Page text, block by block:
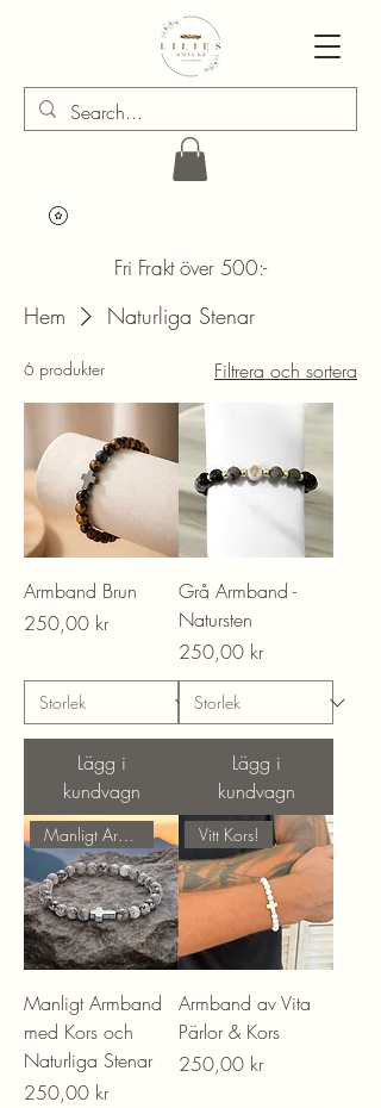
Fri Frakt över 500:-
Hem Naturliga Stenar
6 produkter Filtrera och sortera
Armband Brun
Pris
250,00 kr
Lägg i
kundvagn
Grå Armband -
Natursten
Pris
250,00 kr
Lägg i
kundvagn
Manligt Armband!
Manligt Armband
med Kors och
Naturliga Stenar
Pris
250,00 kr
Vitt Kors!
Armband av Vita
Pärlor & Kors
Pris
250,00 kr